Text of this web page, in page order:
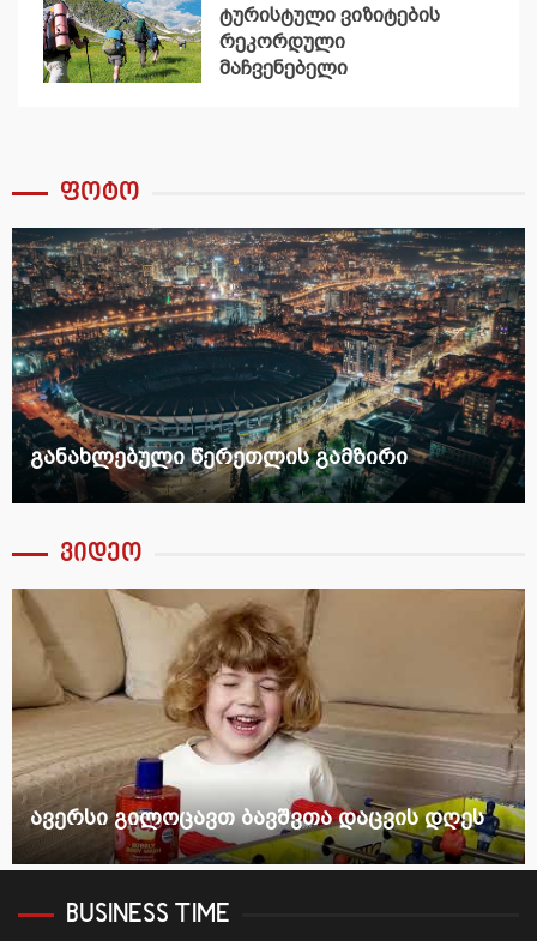
ტურისტული ვიზიტების
რეკორდული
მაჩვენებელი
ფოტო
განახლებული წერეთლის გამზირი
ვიდეო
ავერსი გილოცავთ ბავშვთა დაცვის დღეს
BUSINESS TIME